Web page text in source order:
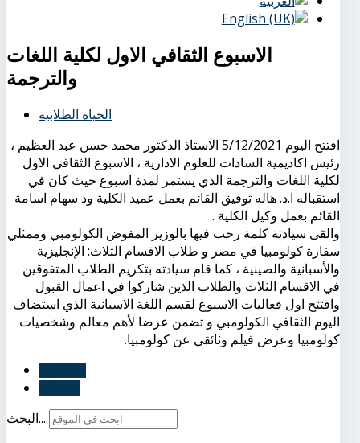
الاسبوع الثقافي الاول لكلية اللغات
والترجمة
الحياة الطلابية
افتتح اليوم 5/12/2021 الاستاذ الدكتور محمد حسن عبد العظيم ،
رئيس اكاديمية السادات للعلوم الادارية ، الاسبوع الثقافي الاول
لكلية اللغات والترجمة الذي يستمر لمدة اسبوع حيث كان في
استقباله ا.د. هاله توفيق القائم بعمل عميد الكلية ود سهام اسامة
القائم بعمل وكيل الكلية .
والقى سيادتة كلمة رحب فيها بالوزير المفوض الكولومبي وممثلي
سفارة كولومبيا في مصر و طلاب الاقسام الثلاث: الإنجليزية
والأسبانية والصينية ، كما قام سيادته بتكريم الطلاب المتفوقين
في الاقسام الثلاث والطلاب الذين شاركوا في اعمال القبول
وافتتح اول فعاليات الاسبوع لقسم اللغة الاسبانية الذي استضاف
اليوم الثقافي الكولومبي و تضمن عرضا لأهم معالم وشخصيات
كولومبيا وعرض فيلم وثائقي عن كولومبيا.
البحث...